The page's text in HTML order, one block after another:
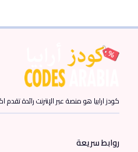
كودز ارابيا هو منصة عبر الإنترنت رائدة
روابط سريعة